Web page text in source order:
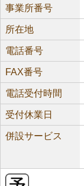
事業所番号
所在地
電話番号
FAX番号
電話受付時間
受付休業日
併設サービス